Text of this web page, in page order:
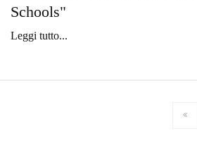
Schools"
Leggi tutto...